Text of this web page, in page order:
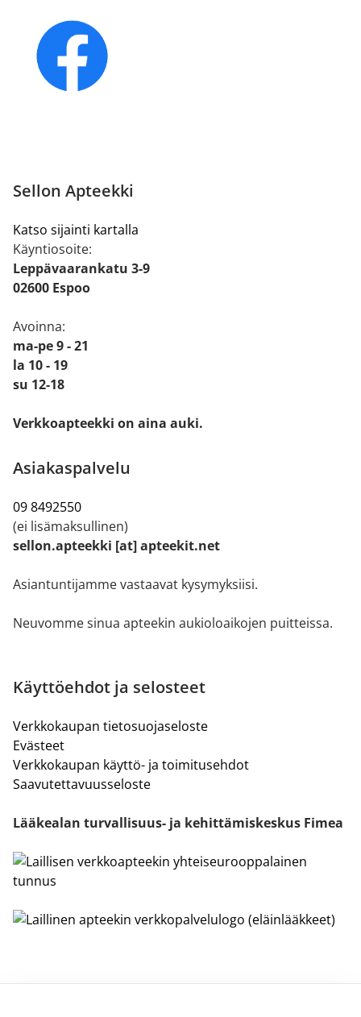
Sellon Apteekki
Katso sijainti kartalla
Käyntiosoite:
Leppävaarankatu 3-9
02600 Espoo
Avoinna:
ma-pe 9 - 21
la 10 - 19
su 12-18
Verkkoapteekki on aina auki.
Asiakaspalvelu
09 8492550
(ei lisämaksullinen)
sellon.apteekki [at] apteekit.net
Asiantuntijamme vastaavat kysymyksiisi.
Neuvomme sinua apteekin aukioloaikojen puitteissa.
Käyttöehdot ja selosteet
Verkkokaupan tietosuojaseloste
Evästeet
Verkkokaupan käyttö- ja toimitusehdot
Saavutettavuusseloste
Lääkealan turvallisuus- ja kehittämiskeskus Fimea